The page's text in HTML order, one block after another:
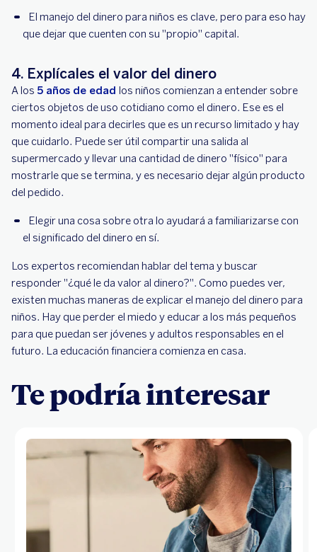
El manejo del dinero para niños es clave, pero para eso hay
que dejar que cuenten con su "propio" capital.
4. Explícales el valor del dinero
A los 5 años de edad los niños comienzan a entender sobre
ciertos objetos de uso cotidiano como el dinero. Ese es el
momento ideal para decirles que es un recurso limitado y hay
que cuidarlo. Puede ser útil compartir una salida al
supermercado y llevar una cantidad de dinero "físico" para
mostrarle que se termina, y es necesario dejar algún producto
del pedido.
Elegir una cosa sobre otra lo ayudará a familiarizarse con
el significado del dinero en sí.
Los expertos recomiendan hablar del tema y buscar
responder "¿qué le da valor al dinero?". Como puedes ver,
existen muchas maneras de explicar el manejo del dinero para
niños. Hay que perder el miedo y educar a los más pequeños
para que puedan ser jóvenes y adultos responsables en el
futuro. La educación financiera comienza en casa.
Te podría interesar